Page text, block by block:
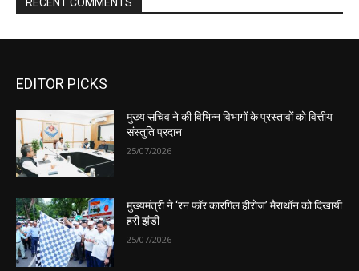
EDITOR PICKS
मुख्य सचिव ने की विभिन्न विभागों के प्रस्तावों को वित्तीय
संस्तुति प्रदान
25/07/2026
मुख्यमंत्री ने ‘रन फॉर कारगिल हीरोज’ मैराथॉन को दिखायी
हरी झंडी
25/07/2026